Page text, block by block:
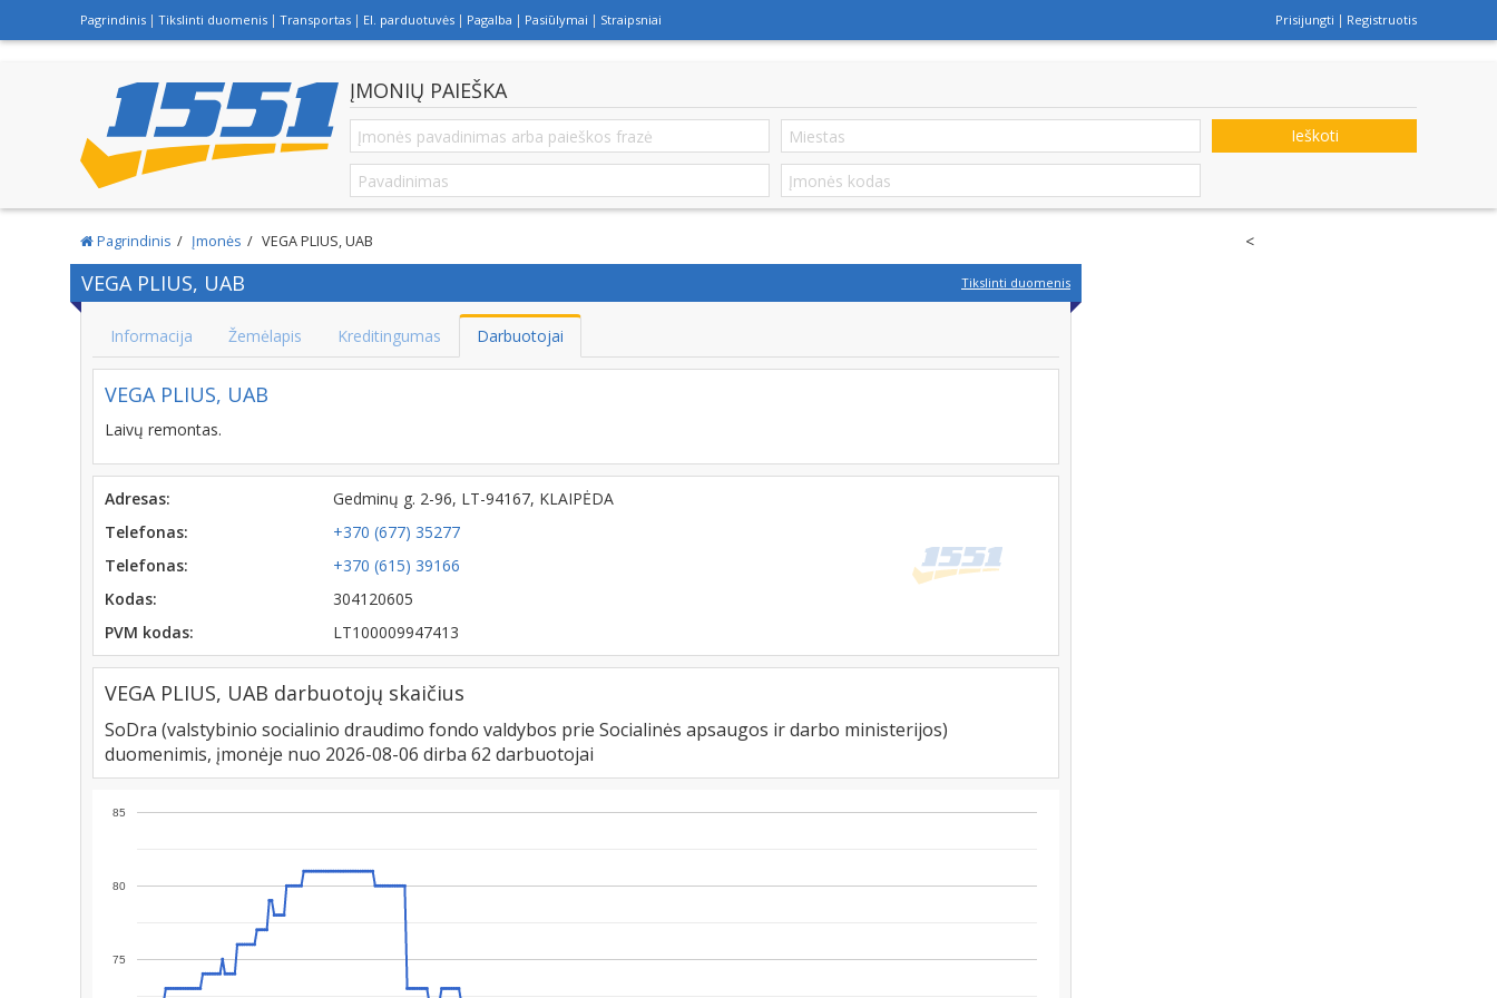
Pagrindinis Tikslinti duomenis Transportas El. parduotuvės Pagalba Pasiūlymai Straipsniai Prisijungti Registruotis
ĮMONIŲ PAIEŠKA
Ieškoti
Pagrindinis Įmonės VEGA PLIUS, UAB
VEGA PLIUS, UAB Tikslinti duomenis
Informacija Žemėlapis Kreditingumas Darbuotojai
VEGA PLIUS, UAB
Laivų remontas.
Adresas:
Gedminų g. 2-96, LT-94167, KLAIPĖDA
Telefonas:
+370 (677) 35277
Telefonas:
+370 (615) 39166
Kodas:
304120605
PVM kodas:
LT100009947413
VEGA PLIUS, UAB darbuotojų skaičius
SoDra (valstybinio socialinio draudimo fondo valdybos prie Socialinės apsaugos ir darbo ministerijos)
duomenimis, įmonėje nuo 2026-08-06 dirba 62 darbuotojai
75
80
85
<